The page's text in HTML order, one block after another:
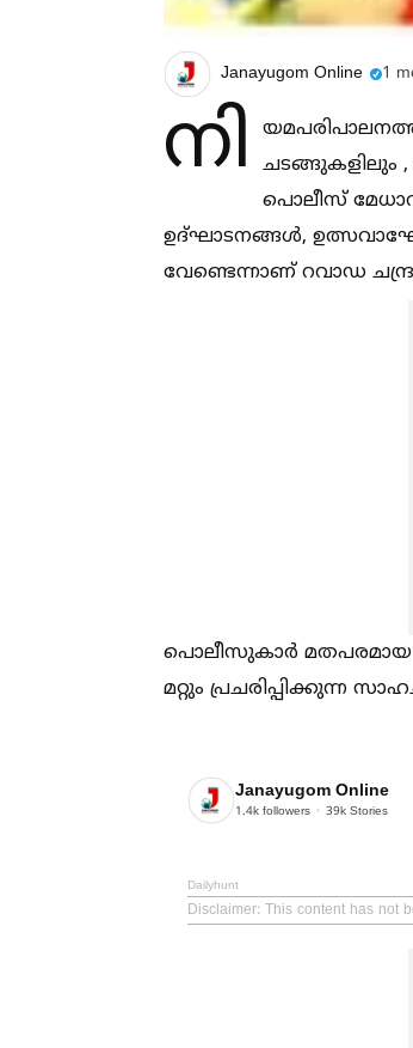
Janayugom Online 1
നി
ചടങ്ങുകളിലും
പൊലീസ്
ഉദ്ഘാടനങ്ങള്‍,
വേണ്ടെന്നാണ് റവാഡ
പൊലീസുകാർ
മറ്റും പ്രചരിപ്പിക്കുന്ന
Janayugom Online
1.4k followers 39k Stories
Dailyhunt
Disclaimer: This content has not